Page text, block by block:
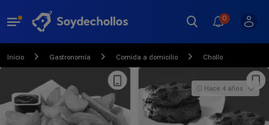
0
Inicio Gastronomía Comida a domicilio Chollo
Hace 4 años